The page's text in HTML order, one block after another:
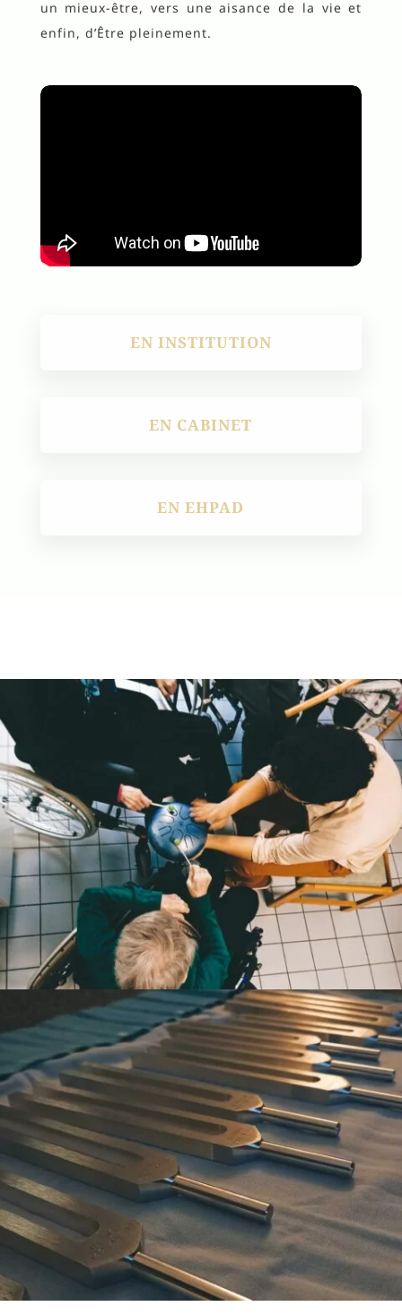
un mieux-être, vers une aisance de la vie et
enfin, d’Être pleinement.
EN INSTITUTION
EN CABINET
EN EHPAD